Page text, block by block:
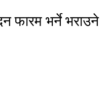
फारम भर्ने भराउने